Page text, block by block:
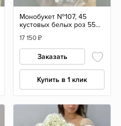
Монобукет №107, 45
кустовых белых роз 55
17 150₽
Заказать
Купить в 1 клик